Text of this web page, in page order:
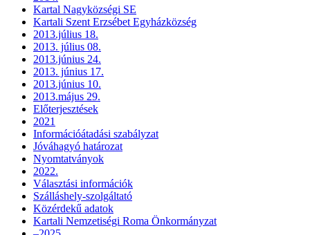
Kartal Nagyközségi SE
Kartali Szent Erzsébet Egyházközség
2013.július 18.
2013. július 08.
2013.június 24.
2013. június 17.
2013.június 10.
2013.május 29.
Előterjesztések
2021
Információátadási szabályzat
Jóváhagyó határozat
Nyomtatványok
2022.
Választási információk
Szálláshely-szolgáltató
Közérdekű adatok
Kartali Nemzetiségi Roma Önkormányzat